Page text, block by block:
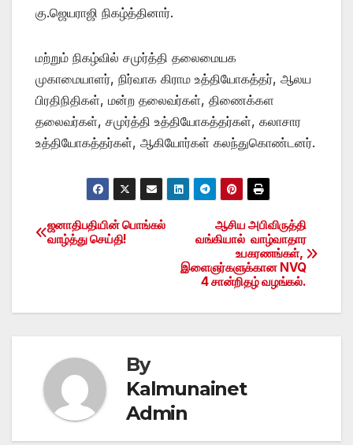
கு.ஜெயராஜி நிகழ்த்தினார்.
மற்றும் நிகழ்வில் சமுர்த்தி தலைமையக
முகாமையாளர், நிர்வாக கிராம உத்தியோகத்தர், ஆலய
பிரதிநிதிகள், மன்ற தலைவர்கள், திணைக்கள
தலைவர்கள், சமுர்த்தி உத்தியோகத்தர்கள், கலாசார
உத்தியோகத்தர்கள், ஆகியோர்கள் கலந்துகொண்டனர்.
Post
ஆசிய அபிவிருத்தி
வங்கியால் வாழ்வாதார
உபகரணங்கள்,
இளைஞர்களுக்கான NVQ
4 சான்றிதழ் வழங்கல்.
ஜனாதிபதியின் பொங்கல்
வாழ்த்து செய்தி!
By
Kalmunainet
Admin